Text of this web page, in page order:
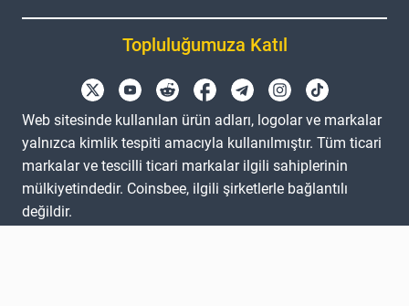
Topluluğumuza Katıl
Web sitesinde kullanılan ürün adları, logolar ve markalar
yalnızca kimlik tespiti amacıyla kullanılmıştır. Tüm ticari
markalar ve tescilli ticari markalar ilgili sahiplerinin
mülkiyetindedir. Coinsbee, ilgili şirketlerle bağlantılı
değildir.